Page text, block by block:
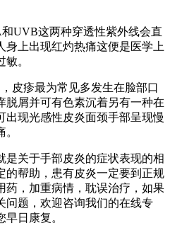
UVB这两种穿透性紫外线会直
身上出现红灼热痛这便是医学上
。
皮疹最为常见多发生在脸部口
脱屑并可有色素沉着另有一种在
出现光感性皮炎面颈手部呈现慢
是关于手部皮炎的症状表现的相
的帮助，患有皮炎一定要到正规
药，加重病情，耽误治疗，如果
问题，欢迎咨询我们的在线专
日康复。